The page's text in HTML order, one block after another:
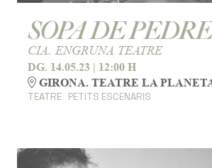
SOPA DE
CIA. ENGRUNA TEATRE
DG. 14.05.23 | 12:00 H
GIRONA. TEATRE LA
TEATRE PETITS ESCENARIS